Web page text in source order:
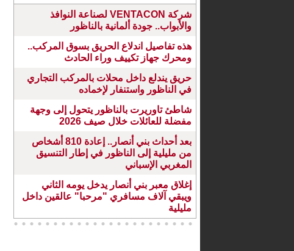
شركة VENTACON لصناعة النوافذ
والأبواب.. جودة ألمانية بالناظور
هذه تفاصيل اندلاع الحريق بسوق المركب..
ومحرك جهاز تكييف وراء الحادث
حريق يندلع داخل محلات بالمركب التجاري
في الناظور واستنفار لإخماده
شاطئ تاوريرت بالناظور يتحول إلى وجهة
مفضلة للعائلات خلال صيف 2026
بعد أحداث بني أنصار.. إعادة 810 أشخاص
من مليلية إلى الناظور في إطار التنسيق
المغربي الإسباني
إغلاق معبر بني أنصار يدخل يومه الثاني
ويبقي آلاف مسافري "مرحبا" عالقين داخل
مليلية